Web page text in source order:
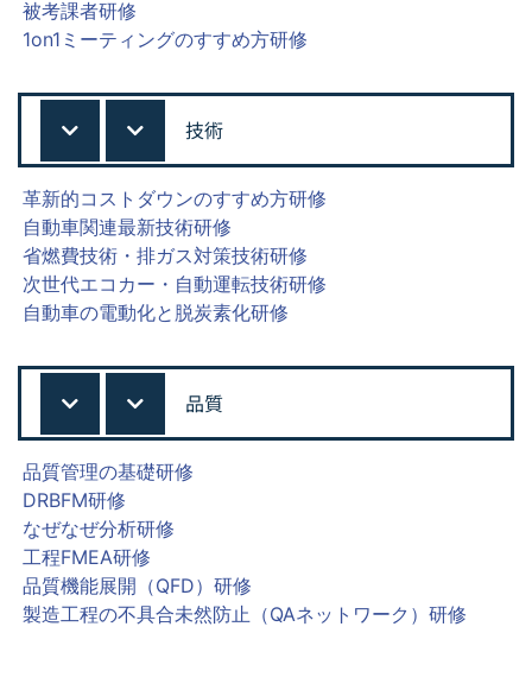
被考課者研修
1on1ミーティングのすすめ方研修
技術
革新的コストダウンのすすめ方研修
自動車関連最新技術研修
省燃費技術・排ガス対策技術研修
次世代エコカー・自動運転技術研修
自動車の電動化と脱炭素化研修
品質
品質管理の基礎研修
DRBFM研修
なぜなぜ分析研修
工程FMEA研修
品質機能展開（QFD）研修
製造工程の不具合未然防止（QAネットワーク）研修